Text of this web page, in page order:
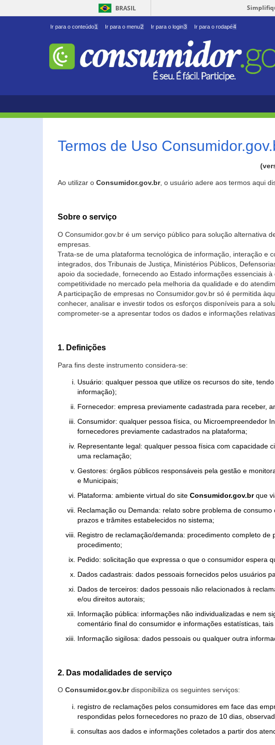
BRASIL
Ir para o conteúdo1 Ir para o menu2 Ir para o login3 Ir para o rodapé4
Termos de Uso
Ao utilizar o Consumidor.gov.br, o usuário adere aos termos aqui
Sobre o serviço
O Consumidor.gov.br é um serviço público para solução alternativa
empresas.
Trata-se de uma plataforma tecnológica de informação, interação e
integrados, dos Tribunais de Justiça, Ministérios Públicos,
apoio da sociedade, fornecendo ao Estado informações essenciais
competitividade no mercado pela melhoria da qualidade e do
A participação de empresas no Consumidor.gov.br só é permitida
conhecer, analisar e investir todos os esforços disponíveis para a
comprometer-se a apresentar todos os dados e informações
1. Definições
Para fins deste instrumento considera-se:
Usuário: qualquer pessoa que utilize os recursos do site,
informação);
Fornecedor: empresa previamente cadastrada para receber,
Consumidor: qualquer pessoa física, ou Microempreendedor
fornecedores previamente cadastrados na plataforma;
Representante legal: qualquer pessoa física com capacidade
uma reclamação;
Gestores: órgãos públicos responsáveis pela gestão e
e Municipais;
Plataforma: ambiente virtual do site Consumidor.gov.brque
Reclamação ou Demanda: relato sobre problema de
prazos e trâmites estabelecidos no sistema;
Registro de reclamação/demanda: procedimento completo
procedimento;
Pedido: solicitação que expressa o que o consumidor espera
Dados cadastrais: dados pessoais fornecidos pelos usuários
Dados de terceiros: dados pessoais não relacionados à
e/ou direitos autorais;
Informação pública: informações não individualizadas e nem
comentário final do consumidor e informações estatísticas,
Informação sigilosa: dados pessoais ou qualquer outra
2. Das modalidades de serviço
O Consumidor.gov.brdisponibiliza os seguintes serviços:
registro de reclamações pelos consumidores em face das
respondidas pelos fornecedores no prazo de 10 dias,
consultas aos dados e informações coletados a partir dos